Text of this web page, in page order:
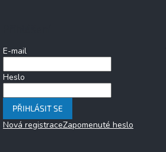
E-mail
Heslo
PŘIHLÁSIT SE
Nová registraceZapomenuté heslo